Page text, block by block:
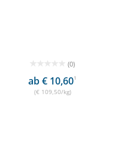
(0)
ab € 10,601
(€ 109,50/kg)